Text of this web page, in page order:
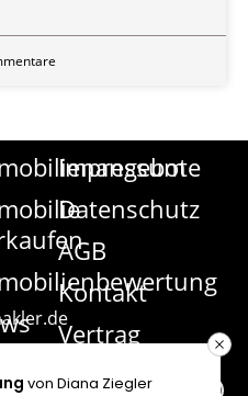
Impressum
Datenschutz
AGB
Kontakt
Vertrag
von Diana Ziegler